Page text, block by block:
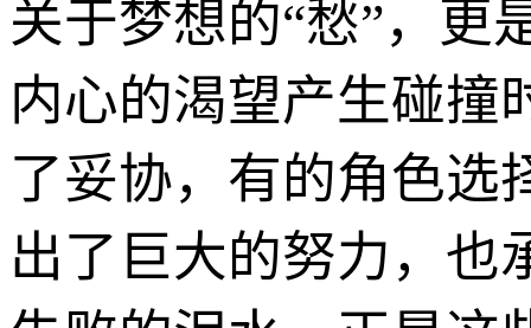
关于梦想的“愁”，更
内心的渴望产生碰撞
了妥协，有的角色选
出了巨大的努力，也